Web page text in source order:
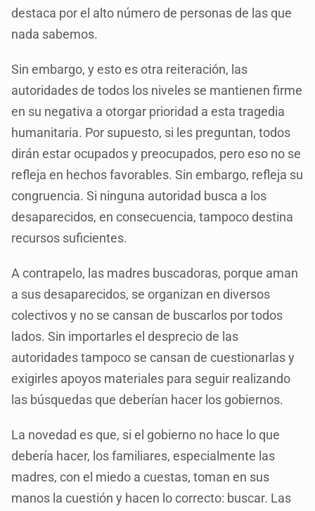
destaca por el alto número de personas de las que
nada sabemos.
Sin embargo, y esto es otra reiteración, las
autoridades de todos los niveles se mantienen firme
en su negativa a otorgar prioridad a esta tragedia
humanitaria. Por supuesto, si les preguntan, todos
dirán estar ocupados y preocupados, pero eso no se
refleja en hechos favorables. Sin embargo, refleja su
congruencia. Si ninguna autoridad busca a los
desaparecidos, en consecuencia, tampoco destina
recursos suficientes.
A contrapelo, las madres buscadoras, porque aman
a sus desaparecidos, se organizan en diversos
colectivos y no se cansan de buscarlos por todos
lados. Sin importarles el desprecio de las
autoridades tampoco se cansan de cuestionarlas y
exigirles apoyos materiales para seguir realizando
las búsquedas que deberían hacer los gobiernos.
La novedad es que, si el gobierno no hace lo que
debería hacer, los familiares, especialmente las
madres, con el miedo a cuestas, toman en sus
manos la cuestión y hacen lo correcto: buscar. Las